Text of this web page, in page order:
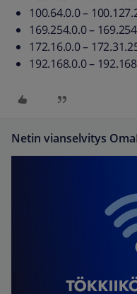
100.64.0.0 –
169.254.0.0 –
172.16.0.0 –
192.168.0.0 –
Netin vianselvitys